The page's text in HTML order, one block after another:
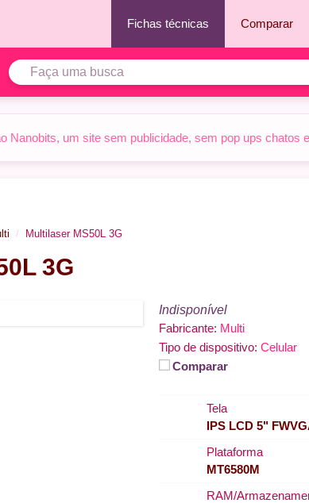
Fichas técnicas Comparar
Nanobits, um site sem publicidade, sem pop ups
Multilaser MS50L 3G
3G
Indisponível
Fabricante: Multi
Tipo de dispositivo: Celular
Comparar
Tela
IPS LCD 5"
Plataforma
MT6580M
RAM/